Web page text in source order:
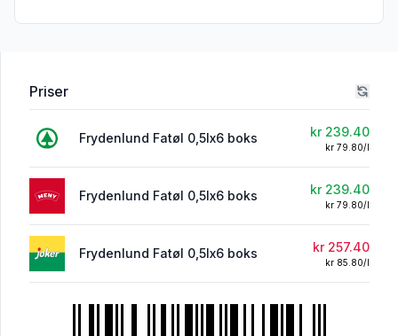
Priser
Frydenlund Fatøl 0,5lx6 boks kr 239.40
kr 79.80/l
Frydenlund Fatøl 0,5lx6 boks kr 239.40
kr 79.80/l
Frydenlund Fatøl 0,5lx6 boks kr 257.40
kr 85.80/l